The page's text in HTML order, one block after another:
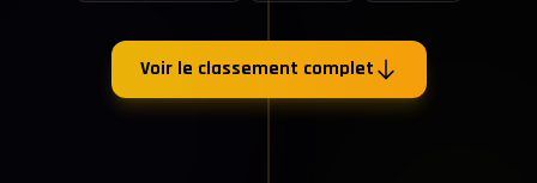
Voir le classement complet